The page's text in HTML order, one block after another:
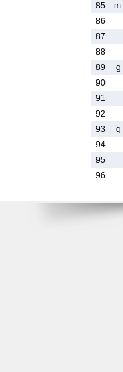
85
m
86
87
88
89
g
90
91
92
93
g
94
95
96